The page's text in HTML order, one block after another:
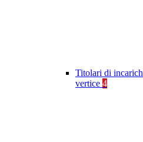
Titolari di
vertice 4